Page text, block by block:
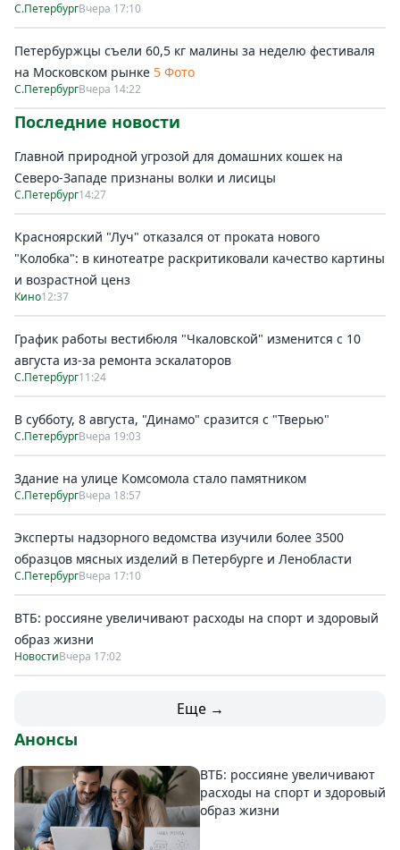
С.ПетербургВчера 17:10
Петербуржцы съели 60,5 кг малины за неделю фестиваля
на Московском рынке 5 Фото
С.ПетербургВчера 14:22
Последние новости
Главной природной угрозой для домашних кошек на
Северо-Западе признаны волки и лисицы
С.Петербург14:27
Красноярский "Луч" отказался от проката нового
"Колобка": в кинотеатре раскритиковали качество картины
и возрастной ценз
Кино12:37
График работы вестибюля "Чкаловской" изменится с 10
августа из-за ремонта эскалаторов
С.Петербург11:24
В субботу, 8 августа, "Динамо" сразится с "Тверью"
С.ПетербургВчера 19:03
Здание на улице Комсомола стало памятником
С.ПетербургВчера 18:57
Эксперты надзорного ведомства изучили более 3500
образцов мясных изделий в Петербурге и Ленобласти
С.ПетербургВчера 17:10
ВТБ: россияне увеличивают расходы на спорт и здоровый
образ жизни
НовостиВчера 17:02
Еще →
Анонсы
ВТБ: россияне увеличивают
расходы на спорт и здоровый
образ жизни